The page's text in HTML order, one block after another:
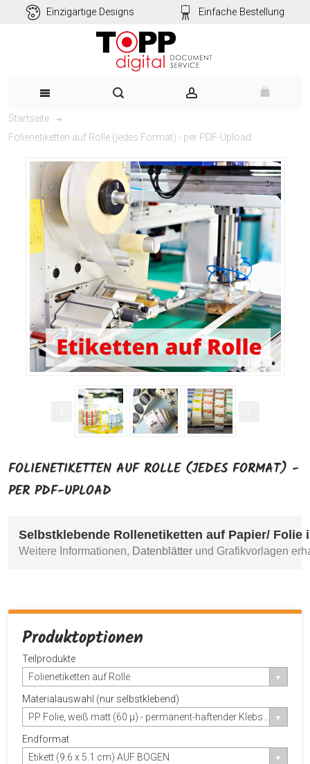
Einzigartige Designs Einfache Bestellung
Startseite
Folienetiketten auf Rolle (jedes Format) - per PDF-Upload
FOLIENETIKETTEN AUF ROLLE (JEDES FORMAT) -
PER PDF-UPLOAD
Selbstklebende Rollenetiketten auf Papier/
Weitere Informationen, Datenblätter und Grafikvorlagen
Produktoptionen
Teilprodukte
Folienetiketten auf Rolle
Materialauswahl (nur selbstklebend)
Endformat
Etikett (9.6 x 5.1 cm) AUF BOGEN